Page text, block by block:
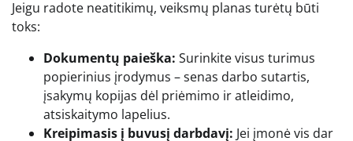
Jeigu radote neatitikimų, veiksmų planas turėtų būti
toks:
Dokumentų paieška: Surinkite visus turimus
popierinius įrodymus – senas darbo sutartis,
įsakymų kopijas dėl priėmimo ir atleidimo,
atsiskaitymo lapelius.
Kreipimasis į buvusį darbdavį: Jei įmonė vis dar